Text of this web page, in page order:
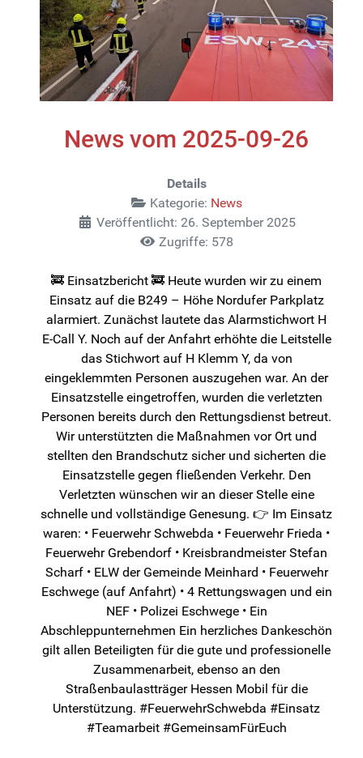
News vom 2025-09-26
Details
Kategorie: News
Veröffentlicht: 26. September 2025
Zugriffe: 578
🚒 Einsatzbericht 🚒 Heute wurden wir zu einem
Einsatz auf die B249 – Höhe Nordufer Parkplatz
alarmiert. Zunächst lautete das Alarmstichwort H
E-Call Y. Noch auf der Anfahrt erhöhte die Leitstelle
das Stichwort auf H Klemm Y, da von
eingeklemmten Personen auszugehen war. An der
Einsatzstelle eingetroffen, wurden die verletzten
Personen bereits durch den Rettungsdienst betreut.
Wir unterstützten die Maßnahmen vor Ort und
stellten den Brandschutz sicher und sicherten die
Einsatzstelle gegen fließenden Verkehr. Den
Verletzten wünschen wir an dieser Stelle eine
schnelle und vollständige Genesung. 👉 Im Einsatz
waren: • Feuerwehr Schwebda • Feuerwehr Frieda •
Feuerwehr Grebendorf • Kreisbrandmeister Stefan
Scharf • ELW der Gemeinde Meinhard • Feuerwehr
Eschwege (auf Anfahrt) • 4 Rettungswagen und ein
NEF • Polizei Eschwege • Ein
Abschleppunternehmen Ein herzliches Dankeschön
gilt allen Beteiligten für die gute und professionelle
Zusammenarbeit, ebenso an den
Straßenbaulastträger Hessen Mobil für die
Unterstützung. #FeuerwehrSchwebda #Einsatz
#Teamarbeit #GemeinsamFürEuch